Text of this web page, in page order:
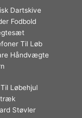
Dartskive
Fodbold
Til Løb
Håndvægte
Løbehjul
Støvler